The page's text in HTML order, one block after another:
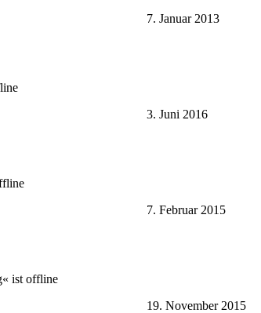
7. Januar 2013
3. Juni 2016
7. Februar 2015
19. November 2015